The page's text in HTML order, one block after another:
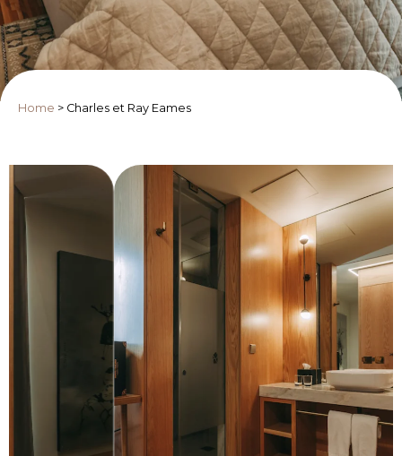
Home > Charles et Ray Eames